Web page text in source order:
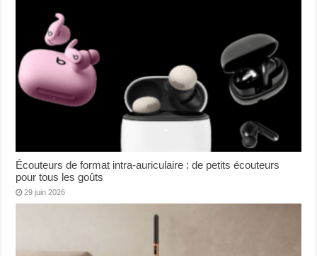
Écouteurs de format intra-auriculaire : de petits écouteurs
pour tous les goûts
29 juin 2026